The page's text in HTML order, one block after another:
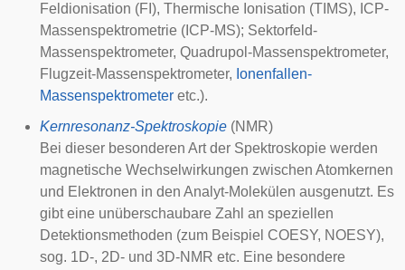
Feldionisation (FI), Thermische Ionisation (TIMS), ICP-
Massenspektrometrie (ICP-MS); Sektorfeld-
Massenspektrometer, Quadrupol-Massenspektrometer,
Flugzeit-Massenspektrometer, Ionenfallen-
Massenspektrometer etc.).
Kernresonanz-Spektroskopie (NMR)
Bei dieser besonderen Art der Spektroskopie werden
magnetische Wechselwirkungen zwischen Atomkernen
und Elektronen in den Analyt-Molekülen ausgenutzt. Es
gibt eine unüberschaubare Zahl an speziellen
Detektionsmethoden (zum Beispiel COESY, NOESY),
sog. 1D-, 2D- und 3D-NMR etc. Eine besondere